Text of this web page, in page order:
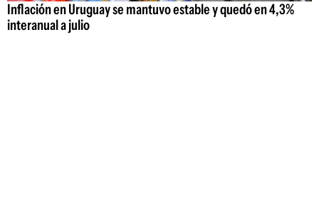
Inflación en Uruguay se mantuvo estable y quedó en 4,3%
interanual a julio